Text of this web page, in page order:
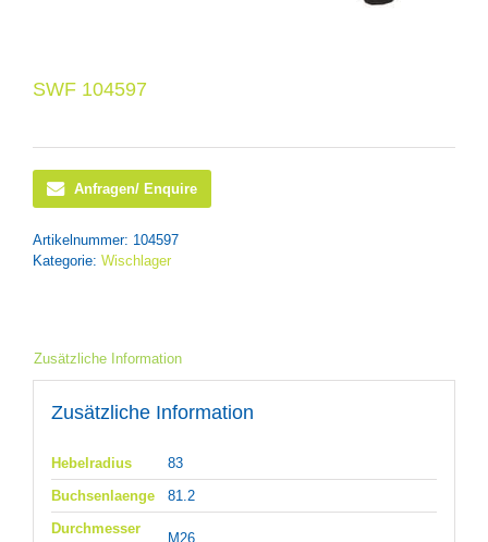
SWF 104597
Anfragen/ Enquire
Artikelnummer: 104597
Kategorie: Wischlager
Zusätzliche Information
Zusätzliche Information
Hebelradius
83
Buchsenlaenge
81.2
Durchmesser
M26